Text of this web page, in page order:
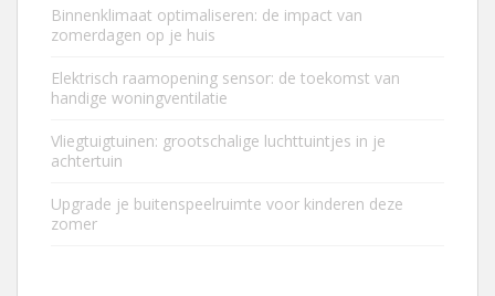
Binnenklimaat optimaliseren: de impact van
zomerdagen op je huis
Elektrisch raamopening sensor: de toekomst van
handige woningventilatie
Vliegtuigtuinen: grootschalige luchttuintjes in je
achtertuin
Upgrade je buitenspeelruimte voor kinderen deze
zomer